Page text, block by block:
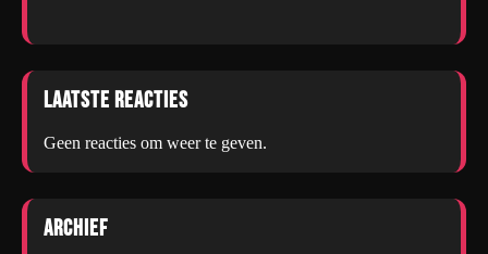
Laatste reacties
Geen reacties om weer te geven.
Archief